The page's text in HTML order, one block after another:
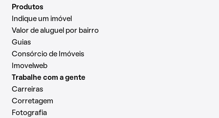
Produtos
Indique um imóvel
Valor de aluguel por bairro
Guias
Consórcio de Imóveis
Imovelweb
Trabalhe com a gente
Carreiras
Corretagem
Fotografia